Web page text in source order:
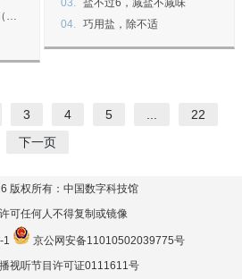
03. 盐不过6，减盐不减味
04. 巧用盐，除不适
3 4 5 ...
22
下一页
版权所有：中国数字科技馆
可任何人不得复制或镜像
1
京公网安备11010502039775号
视听节目许可证0111611号